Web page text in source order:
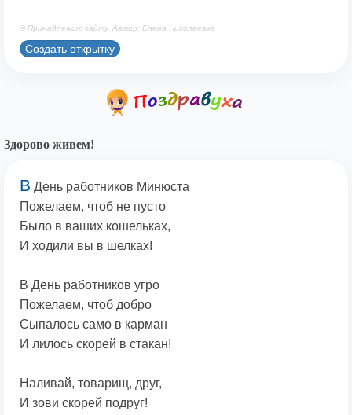
© Принадлежит сайту. Автор: Елена Николаевна
Создать открытку
Здорово живем!
В День работников Минюста
Пожелаем, чтоб не пусто
Было в ваших кошельках,
И ходили вы в шелках!
В День работников угро
Пожелаем, чтоб добро
Сыпалось само в карман
И лилось скорей в стакан!
Наливай, товарищ, друг,
И зови скорей подруг!